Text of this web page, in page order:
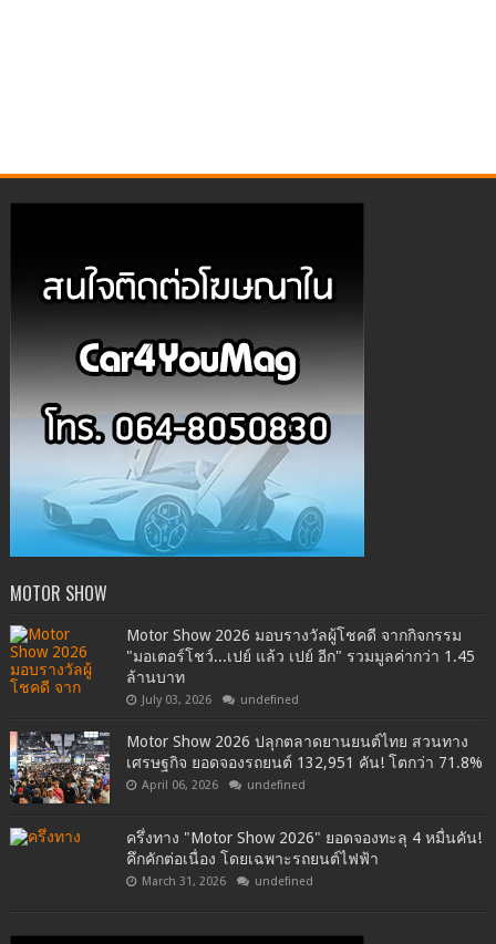
MOTOR SHOW
Motor Show 2026 มอบรางวัลผู้โชคดี จากกิจกรรม
"มอเตอร์โชว์...เปย์ แล้ว เปย์ อีก" รวมมูลค่ากว่า 1.45
ล้านบาท
July 03, 2026 undefined
Motor Show 2026 ปลุกตลาดยานยนต์ไทย สวนทาง
เศรษฐกิจ ยอดจองรถยนต์ 132,951 คัน! โตกว่า 71.8%
April 06, 2026 undefined
ครึ่งทาง "Motor Show 2026" ยอดจองทะลุ 4 หมื่นคัน!
คึกคักต่อเนื่อง โดยเฉพาะรถยนต์ไฟฟ้า
March 31, 2026 undefined